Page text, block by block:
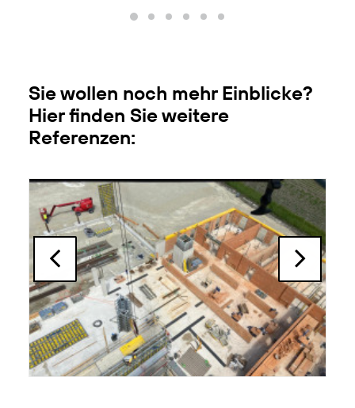
Sie wollen noch mehr Einblicke?
Hier finden Sie weitere
Referenzen: